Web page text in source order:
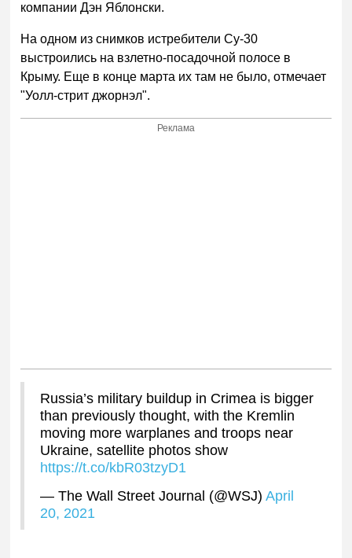
компании Дэн Яблонски.
На одном из снимков истребители Су-30
выстроились на взлетно-посадочной полосе в
Крыму. Еще в конце марта их там не было, отмечает
"Уолл-стрит джорнэл".
Реклама
Russia’s military buildup in Crimea is bigger
than previously thought, with the Kremlin
moving more warplanes and troops near
Ukraine, satellite photos show
https://t.co/kbR03tzyD1
— The Wall Street Journal (@WSJ)April
20, 2021